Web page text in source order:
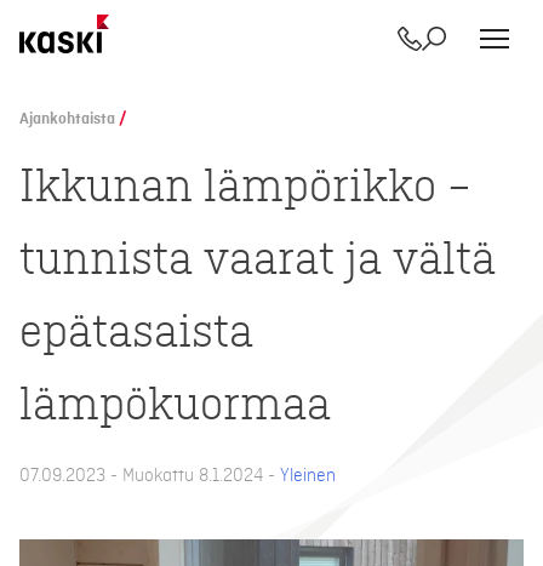
sisältöön
Yhteystiedot
Etsi
Ajankohtaista /
Ikkunan lämpörikko –
tunnista vaarat ja vältä
epätasaista
lämpökuormaa
07.09.2023 - Muokattu 8.1.2024 - Yleinen